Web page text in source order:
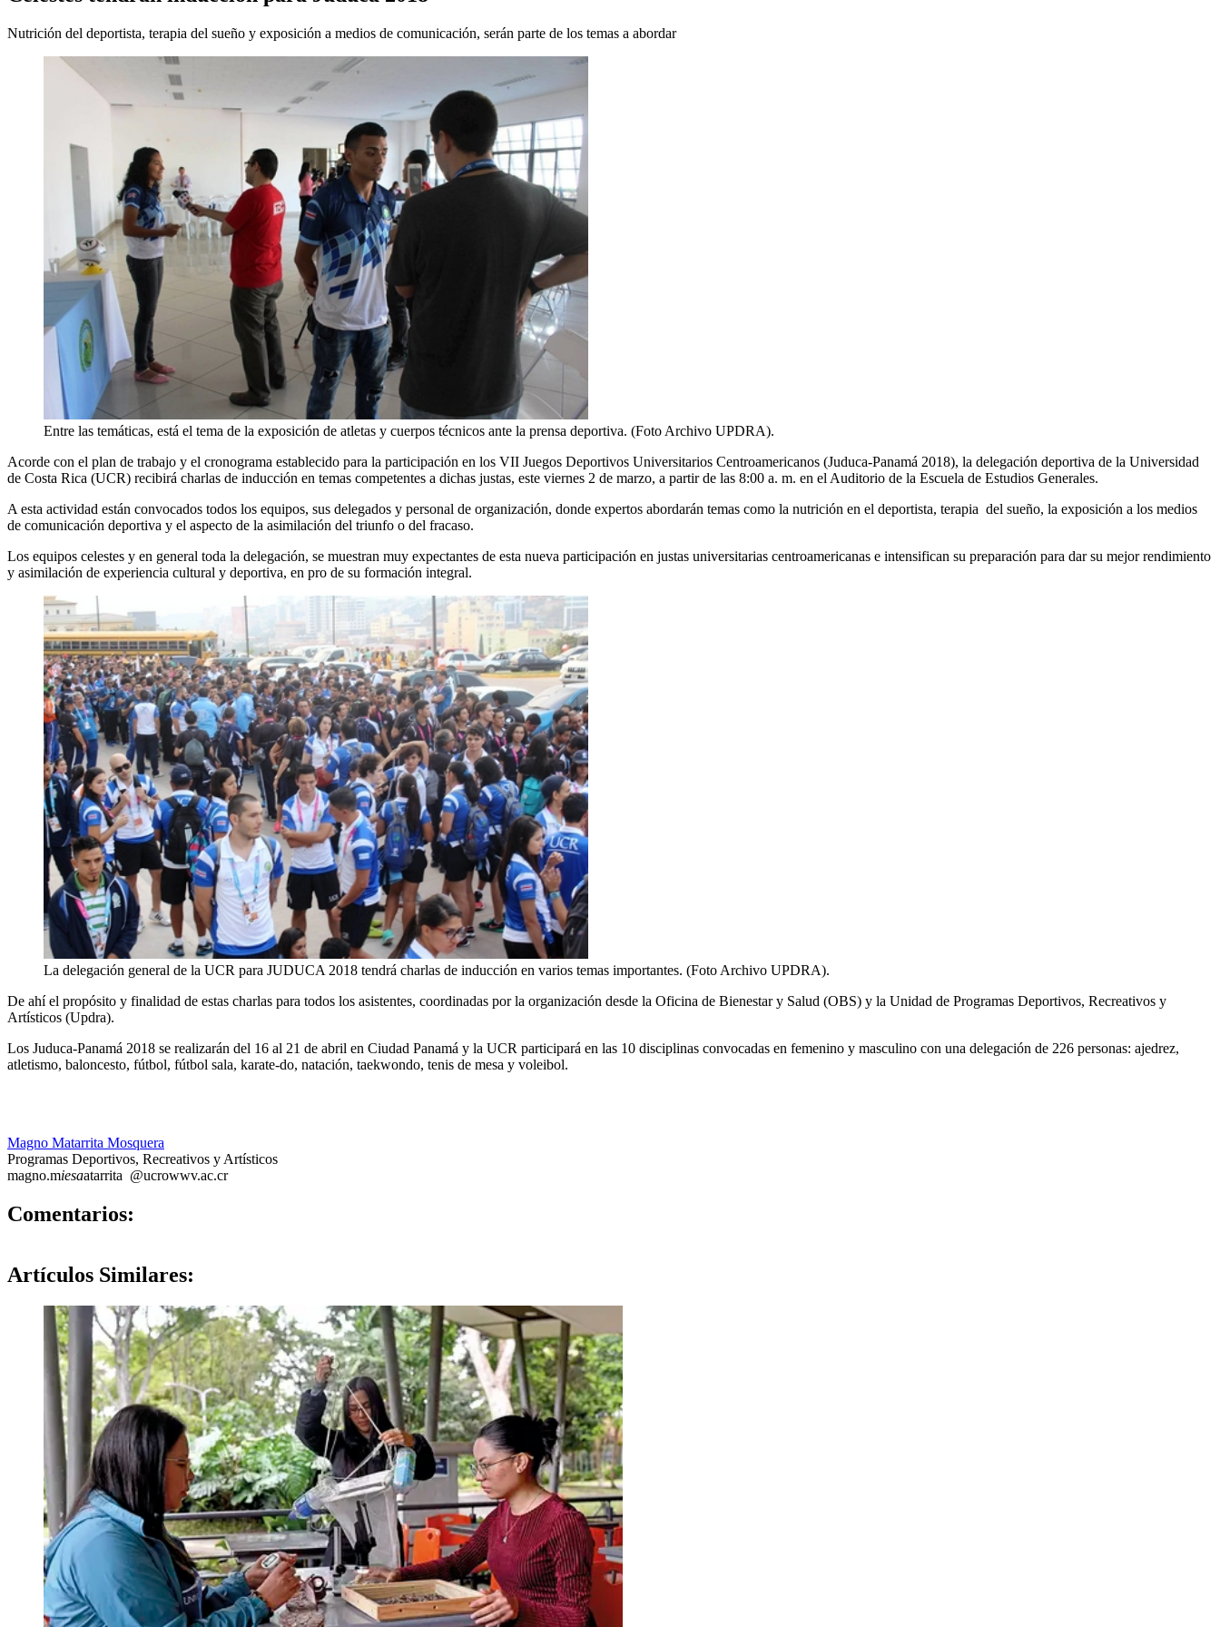
Nutrición del deportista, terapia del sueño y exposición a medios de comunicación, serán parte de los temas a abordar
Entre las temáticas, está el tema de la exposición de atletas y cuerpos técnicos ante la prensa deportiva. (Foto Archivo UPDRA).
Acorde con el plan de trabajo y el cronograma establecido para la participación en los VII Juegos Deportivos Universitarios Centroamericanos (Juduca-Panamá 2018), la delegación deportiva de la Universidad
de Costa Rica (UCR) recibirá charlas de inducción en temas competentes a dichas justas, este viernes 2 de marzo, a partir de las 8:00 a. m. en el Auditorio de la Escuela de Estudios Generales.
A esta actividad están convocados todos los equipos, sus delegados y personal de organización, donde expertos abordarán temas como la nutrición en el deportista, terapia del sueño, la exposición a los medios
de comunicación deportiva y el aspecto de la asimilación del triunfo o del fracaso.
Los equipos celestes y en general toda la delegación, se muestran muy expectantes de esta nueva participación en justas universitarias centroamericanas e intensifican su preparación para dar su mejor rendimiento
y asimilación de experiencia cultural y deportiva, en pro de su formación integral.
La delegación general de la UCR para JUDUCA 2018 tendrá charlas de inducción en varios temas importantes. (Foto Archivo UPDRA).
De ahí el propósito y finalidad de estas charlas para todos los asistentes, coordinadas por la organización desde la Oficina de Bienestar y Salud (OBS) y la Unidad de Programas Deportivos, Recreativos y
Artísticos (Updra).
Los Juduca-Panamá 2018 se realizarán del 16 al 21 de abril en Ciudad Panamá y la UCR participará en las 10 disciplinas convocadas en femenino y masculino con una delegación de 226 personas: ajedrez,
atletismo, baloncesto, fútbol, fútbol sala, karate-do, natación, taekwondo, tenis de mesa y voleibol.
Magno Matarrita Mosquera
Programas Deportivos, Recreativos y Artísticos
magno.miesaatarrita @ucrowwv.ac.cr
Comentarios:
Artículos Similares: